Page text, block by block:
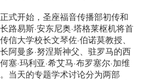
式开始，圣座福音传播部初传和
路易斯·安东尼奥·塔格莱枢机将首
信大学校长文琴佐·伯诺莫教授、
阿曼多·努涅斯神父、驻罗马的西
塞·玛利亚·希艾马·布罗塞尔·加维
当天的专题学术讨论分为两部